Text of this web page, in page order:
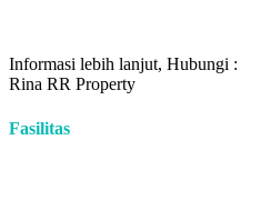
Informasi lebih lanjut, Hubungi :
Rina RR Property
Fasilitas